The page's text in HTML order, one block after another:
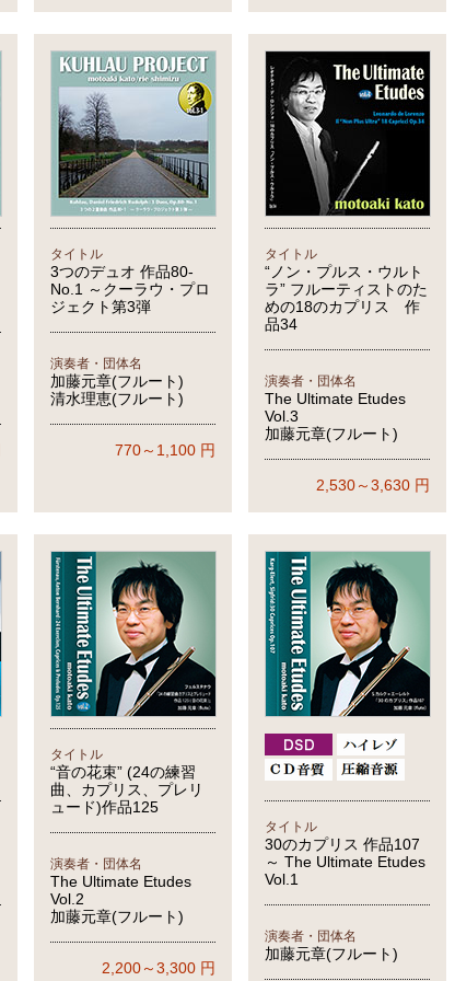
タイトル
3つのデュオ 作品80-
No.1 ～クーラウ・プロ
ジェクト第3弾
演奏者・団体名
加藤元章(フルート)
清水理恵(フルート)
770～1,100 円
タイトル
“ノン・プルス・ウルト
ラ” フルーティストのた
めの18のカプリス 作
品34
演奏者・団体名
The Ultimate Etudes
Vol.3
加藤元章(フルート)
2,530～3,630 円
タイトル
“音の花束” (24の練習
曲、カプリス、プレリ
ュード)作品125
演奏者・団体名
The Ultimate Etudes
Vol.2
加藤元章(フルート)
2,200～3,300 円
タイトル
30のカプリス 作品107
～ The Ultimate Etudes
Vol.1
演奏者・団体名
加藤元章(フルート)